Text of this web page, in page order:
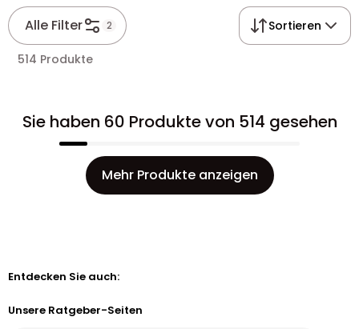
Alle Filter 2 Sortieren
514 Produkte
Sie haben 60 Produkte von 514 gesehen
Mehr Produkte anzeigen
Entdecken Sie auch:
Unsere Ratgeber-Seiten